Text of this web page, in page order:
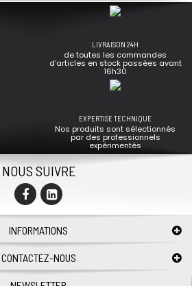
LIVRAISON 24H
de toutes les commandes
d’articles en stock passées avant
16h30
EXPERTISE TECHNIQUE
Nos produits sont sélectionnés
par des professionnels
expérimentés
NOUS SUIVRE
INFORMATIONS
CONTACTEZ-NOUS